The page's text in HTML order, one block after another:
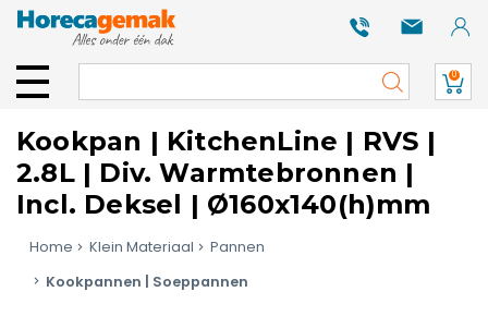
0
Kookpan | KitchenLine | RVS |
2.8L | Div. Warmtebronnen |
Incl. Deksel | Ø160x140(h)mm
Home Klein Materiaal
Pannen
Kookpannen | Soeppannen